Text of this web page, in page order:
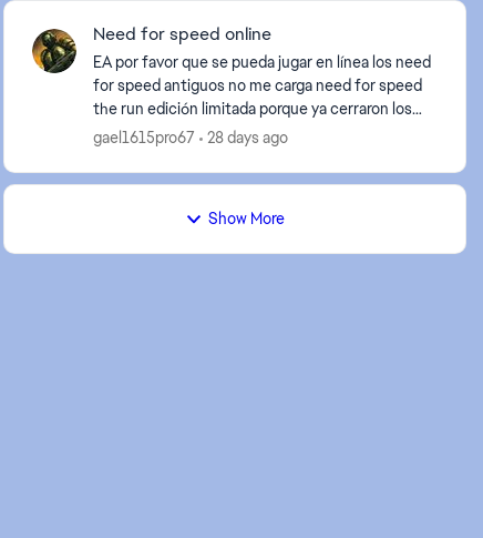
Need for speed online
EA por favor que se pueda jugar en línea los need
for speed antiguos no me carga need for speed
the run edición limitada porque ya cerraron los
servidores pero por favor qué se pueda jugar en
gael1615pro67 28 days ago
Show More